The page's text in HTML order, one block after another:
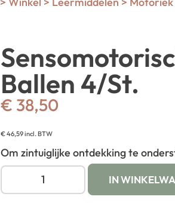
Ballen 4/St.
€ 38,50
€46,59incl. BTW
Om zintuiglijke ontdekking te
IN